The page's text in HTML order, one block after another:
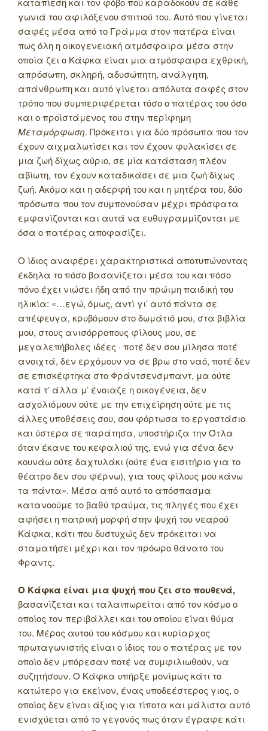
γωνιά του αφιλόξενου σπιτιού του. Αυτό που γίνεται
σαφές μέσα από το Γράμμα στον πατέρα είναι
πως όλη η οικογενειακή ατμόσφαιρα μέσα στην
οποία ζει ο Κάφκα είναι μια ατμόσφαιρα εχθρική,
απρόσωπη, σκληρή, αδυσώπητη, ανάλγητη,
απάνθρωπη και αυτό γίνεται απόλυτα σαφές στον
τρόπο που συμπεριφέρεται τόσο ο πατέρας του όσο
και ο προϊστάμενος του στην περίφημη
Μεταμόρφωση. Πρόκειται για δύο πρόσωπα που τον
έχουν αιχμαλωτίσει και τον έχουν φυλακίσει σε
μια ζωή δίχως αύριο, σε μία κατάσταση πλέον
αβίωτη, τον έχουν καταδικάσει σε μια ζωή δίχως
ζωή. Ακόμα και η αδερφή του και η μητέρα του, δύο
πρόσωπα που τον συμπονούσαν μέχρι πρόσφατα
εμφανίζονται και αυτά να ευθυγραμμίζονται με
όσα ο πατέρας αποφασίζει.
Ο ίδιος αναφέρει χαρακτηριστικά αποτυπώνοντας
έκδηλα το πόσο βασανίζεται μέσα του και πόσο
πόνο έχει νιώσει ήδη από την πρώιμη παιδική του
ηλικία: «…εγώ, όμως, αντί γι’ αυτό πάντα σε
απέφευγα, κρυβόμουν στο δωμάτιό μου, στα βιβλία
μου, στους ανισόρροπους φίλους μου, σε
μεγαλεπήβολες ιδέες · ποτέ δεν σου μίλησα ποτέ
ανοιχτά, δεν ερχόμουν να σε βρω στο ναό, ποτέ δεν
σε επισκέφτηκα στο Φράντσενσμπαντ, μα ούτε
κατά τ’ άλλα μ’ ένοιαζε η οικογένεια, δεν
ασχολιόμουν ούτε με την επιχείρηση ούτε με τις
άλλες υποθέσεις σου, σου φόρτωσα το εργοστάσιο
και ύστερα σε παράτησα, υποστήριζα την Ότλα
όταν έκανε του κεφαλιού της, ενώ για σένα δεν
κουνάω ούτε δαχτυλάκι (ούτε ένα εισιτήριο για το
θέατρο δεν σου φέρνω), για τους φίλους μου κάνω
τα πάντα». Μέσα από αυτό το απόσπασμα
κατανοούμε το βαθύ τραύμα, τις πληγές που έχει
αφήσει η πατρική μορφή στην ψυχή του νεαρού
Κάφκα, κάτι που δυστυχώς δεν πρόκειται να
σταματήσει μέχρι και τον πρόωρο θάνατο του
Φραντς.
Ο Κάφκα είναι μια ψυχή που ζει στο πουθενά,
βασανίζεται και ταλαιπωρείται από τον κόσμο ο
οποίος τον περιβάλλει και του οποίου είναι θύμα
του. Μέρος αυτού του κόσμου και κυρίαρχος
πρωταγωνιστής είναι ο ίδιος του ο πατέρας με τον
οποίο δεν μπόρεσαν ποτέ να συμφιλιωθούν, να
συζητήσουν. Ο Κάφκα υπήρξε μονίμως κάτι το
κατώτερο για εκείνον, ένας υποδεέστερος γιος, ο
οποίος δεν είναι άξιος για τίποτα και μάλιστα αυτό
ενισχύεται από το γεγονός πως όταν έγραφε κάτι